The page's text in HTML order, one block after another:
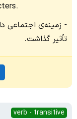
زمینه‌ی اجتماعی
تأثیر گذاشت.
verb - transitive